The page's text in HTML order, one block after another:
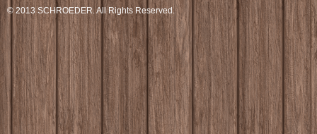
© 2013 SCHROEDER. All Rights Reserved.